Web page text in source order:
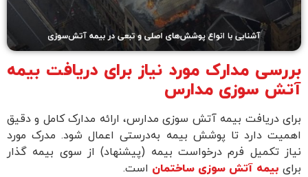
بررسی مدارک مورد نیاز برای دریافت بیمه
آتش سوزی مدارس
برای دریافت بیمه آتش سوزی مدارس، ارائه مدارک کامل و دقیق
اهمیت دارد تا پوشش بیمه‌ به‌درستی اعمال شود. مدرک مورد
نیاز تکمیل فرم درخواست بیمه (پیشنهاد) از سوی بیمه گذار
برای بیمه آتش سوزی ساختمان است.